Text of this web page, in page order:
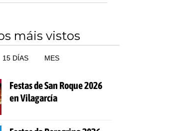
máis vistos
15 DÍAS MES
Festas de San Roque 2026
en Vilagarcía